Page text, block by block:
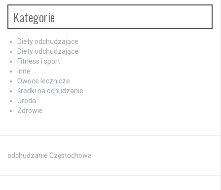
Kategorie
Diety odchudzające
Diety odchudzające
Fitness i sport
Inne
Owoce lecznicze
środki na ochudzanie
Uroda
Zdrowie
odchudzanie Częstochowa